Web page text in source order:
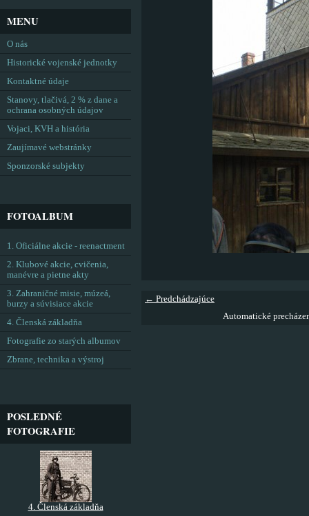
← Predchádzajúce
Automatické
MENU
O nás
Historické vojenské jednotky
Kontaktné údaje
Stanovy, tlačivá, 2 % z dane a
ochrana osobných údajov
Vojaci, KVH a história
Zaujímavé webstránky
Sponzorské subjekty
FOTOALBUM
1. Oficiálne akcie - reenactment
2. Klubové akcie, cvičenia,
manévre a pietne akty
3. Zahraničné misie, múzeá,
burzy a súvisiace akcie
4. Členská základňa
Fotografie zo starých albumov
Zbrane, technika a výstroj
POSLEDNÉ
FOTOGRAFIE
4. Členská základňa